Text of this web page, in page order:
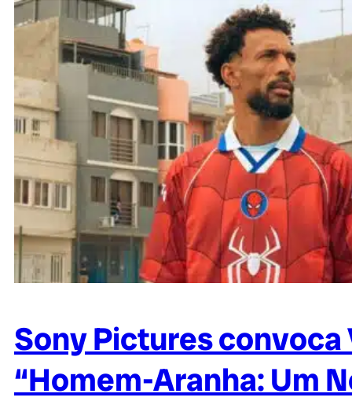
Sony Pictures convoca
“Homem-Aranha: Um